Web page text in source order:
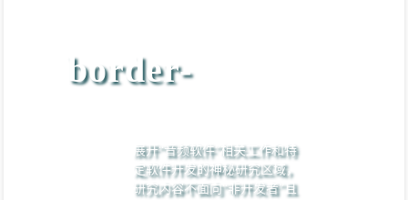
border-
展开“音频软件”相关工作和特
定软件开发的神秘研究区域，
研究内容不面向“非开发者”且